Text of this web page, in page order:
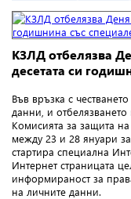
КЗЛД отбелязва
десетата си
Във връзка с
данни, и
Комисията за защита
между 23 и 28 януари
стартира специална
Интернет страницата
информираност за
на личните данни.